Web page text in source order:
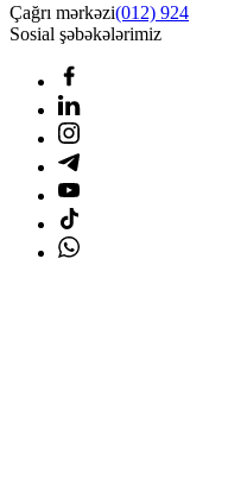
Çağrı mərkəzi(012) 924
Sosial şəbəkələrimiz